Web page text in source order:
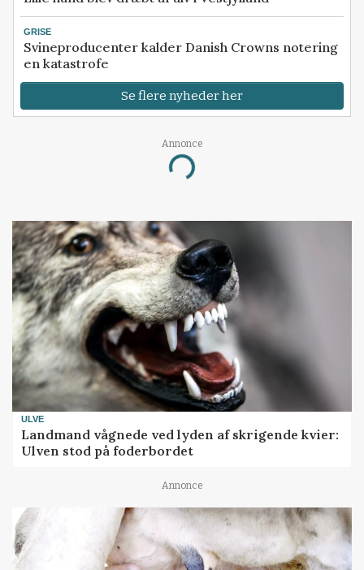
GRISE
Svineproducenter kalder Danish Crowns notering
en katastrofe
Se flere nyheder her
Annonce
Loading...
ULVE
Landmand vågnede ved lyden af skrigende kvier:
Ulven stod på foderbordet
Annonce